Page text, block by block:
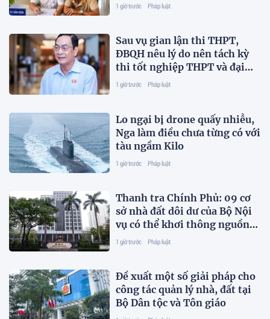
1 giờ trước Pháp luật
Sau vụ gian lận thi THPT,
ĐBQH nêu lý do nên tách kỳ
thi tốt nghiệp THPT và đại
học
1 giờ trước Pháp luật
Lo ngại bị drone quấy nhiễu,
Nga làm điều chưa từng có với
tàu ngầm Kilo
1 giờ trước Pháp luật
Thanh tra Chính Phủ: 09 cơ
sở nhà đất dôi dư của Bộ Nội
vụ có thể khơi thông nguồn
lực ngay
1 giờ trước Pháp luật
Đề xuất một số giải pháp cho
công tác quản lý nhà, đất tại
Bộ Dân tộc và Tôn giáo